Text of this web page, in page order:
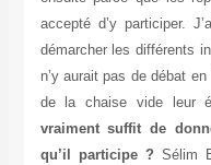
accepté d’y participer.
démarcher les différents
n’y aurait pas de débat
de la chaise vide leur
vraiment suffit de
qu’il participe ? Sélim